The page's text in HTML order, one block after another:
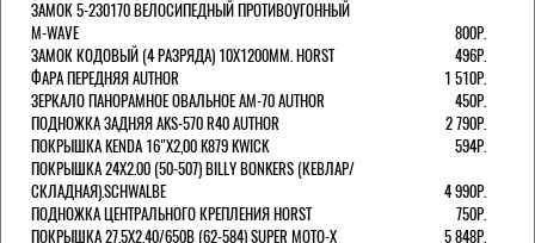
ЗАМОК 5-230170 ВЕЛОСИПЕДНЫЙ ПРОТИВОУГОННЫЙ
M-WAVE
800Р.
ЗАМОК КОДОВЫЙ (4 РАЗРЯДА) 10Х1200ММ. HORST
496Р.
ФАРА ПЕРЕДНЯЯ AUTHOR
1 510Р.
ЗЕРКАЛО ПАНОРАМНОЕ ОВАЛЬНОЕ AM-70 AUTHOR
450Р.
ПОДНОЖКА ЗАДНЯЯ AKS-570 R40 AUTHOR
2 790Р.
ПОКРЫШКА KENDA 16"Х2,00 K879 KWICK
594Р.
ПОКРЫШКА 24X2.00 (50-507) BILLY BONKERS (КЕВЛАР/
СКЛАДНАЯ).SCHWALBE
4 990Р.
ПОДНОЖКА ЦЕНТРАЛЬНОГО КРЕПЛЕНИЯ HORST
750Р.
ПОКРЫШКА 27.5X2.40/650B (62-584) SUPER MOTO-X
5 848Р.